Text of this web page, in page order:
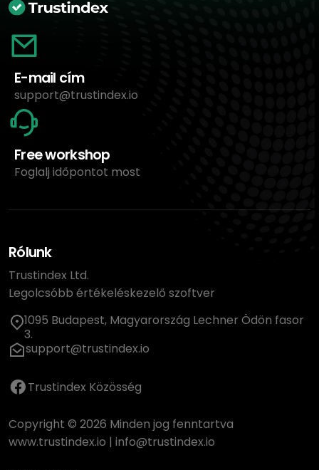
E-mail cím
support@trustindex.io
Free workshop
Foglalj időpontot most
Rólunk
Trustindex Ltd.
Legolcsóbb értékeléskezelő szoftver
1095 Budapest, Magyarország Lechner Ödön fasor
3.
support@trustindex.io
Trustindex Közösség
Copyright © 2026 Minden jog fenntartva
www.trustindex.io | info@trustindex.io